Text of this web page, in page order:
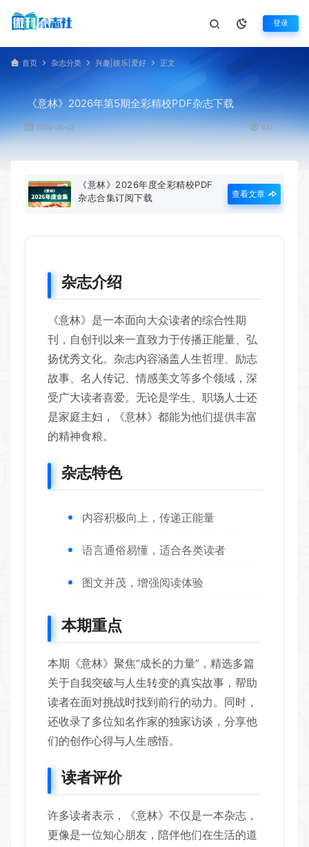
登录
首页 杂志分类 兴趣|娱乐|爱好 正文
《意林》2026年第5期全彩精校PDF杂志下载
2026-06-02 631
《意林》2026年度全彩精校PDF
杂志合集订阅下载
查看文章
杂志介绍
《意林》是一本面向大众读者的综合性期
刊，自创刊以来一直致力于传播正能量、弘
扬优秀文化。杂志内容涵盖人生哲理、励志
故事、名人传记、情感美文等多个领域，深
受广大读者喜爱。无论是学生、职场人士还
是家庭主妇，《意林》都能为他们提供丰富
的精神食粮。
杂志特色
内容积极向上，传递正能量
语言通俗易懂，适合各类读者
图文并茂，增强阅读体验
本期重点
本期《意林》聚焦“成长的力量”，精选多篇
关于自我突破与人生转变的真实故事，帮助
读者在面对挑战时找到前行的动力。同时，
还收录了多位知名作家的独家访谈，分享他
们的创作心得与人生感悟。
读者评价
许多读者表示，《意林》不仅是一本杂志，
更像是一位知心朋友，陪伴他们在生活的道